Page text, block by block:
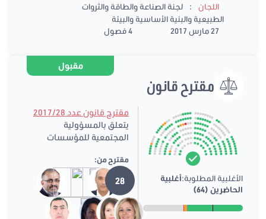
اللجان :
لجنة الصناعة والطاقة والثروات
الطبيعية والبنية الأساسية والبيئة
27 مارس 2017
4 فصول
مقبول
مقترح قانون
الأغلبية المطلوبة:أغلبية
الحاضرين (64)
مقترح قانون عدد 2017/28
يتعلق بالمسؤولية
المجتمعية للمؤسسات
مقترح من:
28